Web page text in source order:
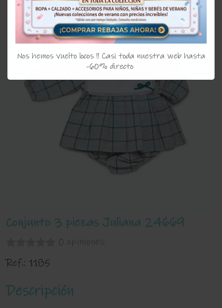
Conjunto 3 piezas Juliana 24669
0 opiniones
Ref.: 1185
Descripción
Nos hemos vuelto locos !! Casi toda nuestra web hasta
-60% directo